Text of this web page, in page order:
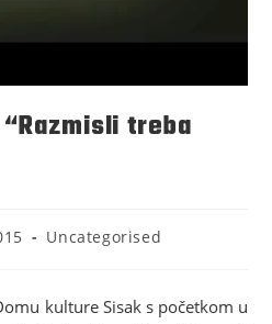
treba
Uncategorised
kulture Sisak s početkom u